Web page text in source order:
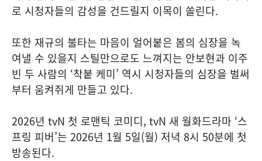
로 시청자들의 감성을 건드릴지 이목이 쏠린다.
또한 재규의 불타는 마음이 얼어붙은 봄의 심장을 녹
여낼 수 있을지 스틸만으로도 느껴지는 안보현과 이주
빈 두 사람의 ‘착붙 케미’ 역시 시청자들의 심장을 벌써
부터 움켜쥐게 만들고 있다.
2026년 tvN 첫 로맨틱 코미디, tvN 새 월화드라마 ‘스
프링 피버’는 2026년 1월 5일(월) 저녁 8시 50분에 첫
방송된다.